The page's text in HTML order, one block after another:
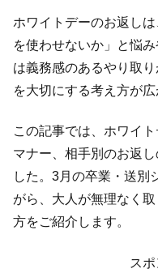
ホワイトデーのお返し
を使わせないか」と悩
は義務感のあるやり取
を大切にする考え方が広
この記事では、ホワイ
マナー、相手別のお返
した。3月の卒業・送別
がら、大人が無理なく
方をご紹介します。
ス